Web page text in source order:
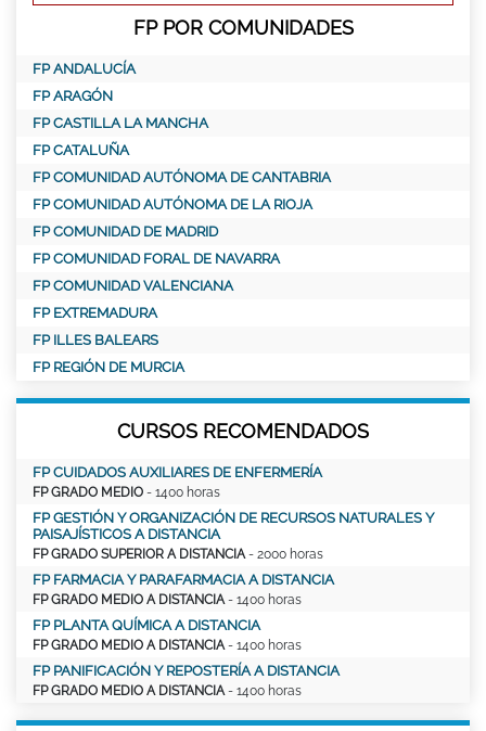
FP POR COMUNIDADES
FP ANDALUCÍA
FP ARAGÓN
FP CASTILLA LA MANCHA
FP CATALUÑA
FP COMUNIDAD AUTÓNOMA DE CANTABRIA
FP COMUNIDAD AUTÓNOMA DE LA RIOJA
FP COMUNIDAD DE MADRID
FP COMUNIDAD FORAL DE NAVARRA
FP COMUNIDAD VALENCIANA
FP EXTREMADURA
FP ILLES BALEARS
FP REGIÓN DE MURCIA
CURSOS RECOMENDADOS
FP CUIDADOS AUXILIARES DE ENFERMERÍA
FP GRADO MEDIO - 1400 horas
FP GESTIÓN Y ORGANIZACIÓN DE RECURSOS NATURALES Y
PAISAJÍSTICOS A DISTANCIA
FP GRADO SUPERIOR A DISTANCIA - 2000 horas
FP FARMACIA Y PARAFARMACIA A DISTANCIA
FP GRADO MEDIO A DISTANCIA - 1400 horas
FP PLANTA QUÍMICA A DISTANCIA
FP GRADO MEDIO A DISTANCIA - 1400 horas
FP PANIFICACIÓN Y REPOSTERÍA A DISTANCIA
FP GRADO MEDIO A DISTANCIA - 1400 horas